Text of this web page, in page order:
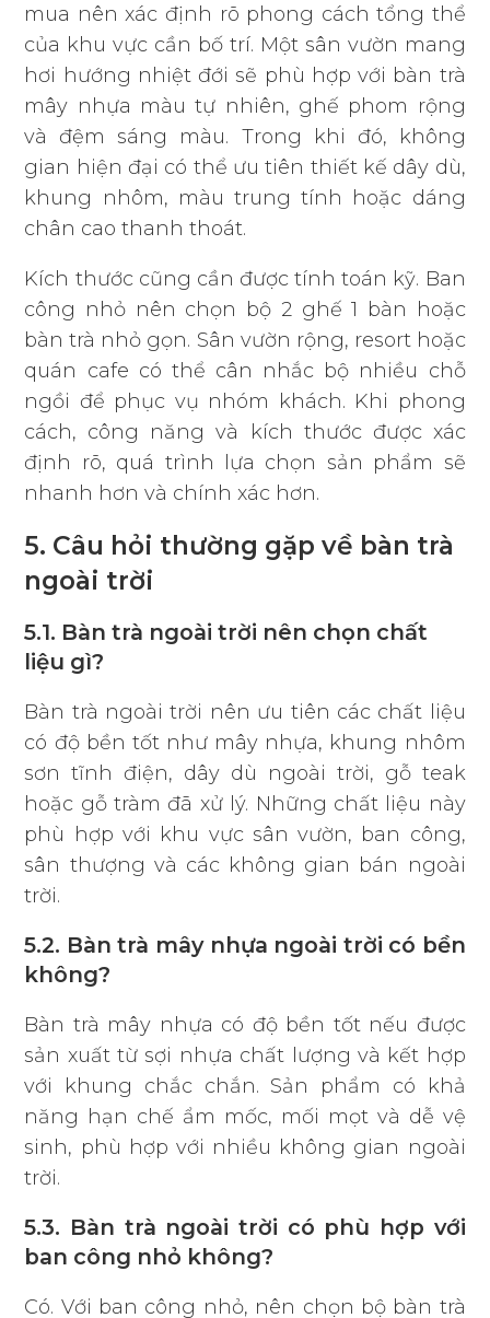
mua nên xác định rõ phong cách tổng thể
của khu vực cần bố trí. Một sân vườn mang
hơi hướng nhiệt đới sẽ phù hợp với bàn trà
mây nhựa màu tự nhiên, ghế phom rộng
và đệm sáng màu. Trong khi đó, không
gian hiện đại có thể ưu tiên thiết kế dây dù,
khung nhôm, màu trung tính hoặc dáng
chân cao thanh thoát.
Kích thước cũng cần được tính toán kỹ. Ban
công nhỏ nên chọn bộ 2 ghế 1 bàn hoặc
bàn trà nhỏ gọn. Sân vườn rộng, resort hoặc
quán cafe có thể cân nhắc bộ nhiều chỗ
ngồi để phục vụ nhóm khách. Khi phong
cách, công năng và kích thước được xác
định rõ, quá trình lựa chọn sản phẩm sẽ
nhanh hơn và chính xác hơn.
5. Câu hỏi thường gặp về bàn trà
ngoài trời
5.1. Bàn trà ngoài trời nên chọn chất
liệu gì?
Bàn trà ngoài trời nên ưu tiên các chất liệu
có độ bền tốt như mây nhựa, khung nhôm
sơn tĩnh điện, dây dù ngoài trời, gỗ teak
hoặc gỗ tràm đã xử lý. Những chất liệu này
phù hợp với khu vực sân vườn, ban công,
sân thượng và các không gian bán ngoài
trời.
5.2. Bàn trà mây nhựa ngoài trời có bền
không?
Bàn trà mây nhựa có độ bền tốt nếu được
sản xuất từ sợi nhựa chất lượng và kết hợp
với khung chắc chắn. Sản phẩm có khả
năng hạn chế ẩm mốc, mối mọt và dễ vệ
sinh, phù hợp với nhiều không gian ngoài
trời.
5.3. Bàn trà ngoài trời có phù hợp với
ban công nhỏ không?
Có. Với ban công nhỏ, nên chọn bộ bàn trà